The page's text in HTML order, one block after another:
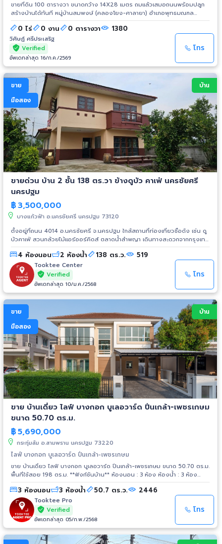
ขายที่ดิน 100 ตารางวา ขนาดกว้าง 14X28 เมตร ถมแล้วเสมอถนนพร้อมปลูก
สร้างบ้านได้ทันที หมู่บ้านสมพงษ์ (คลองโยง-ศาลายา) อำเภอพุทธมณฑล
จังหวัดนครปฐม สภาพแวดล้อมดี เป็นชุมชน มีบ้านพักอาศัยโดยรอบ ถนนเข้า–
ออกสะดวก เดินทางง่าย เข้าเมืองได้หลายเส้นทาง ทำเลศักยภาพ ใกล้ห้าง
เซ็นทรัลและแม็คโคร (ศาลายา) มหาวิทยาลัยมหิดล ตลาดสดใหญ่ศาลายา
โรงเรียนสวนกุหลาบพระตำหนักมหามงคล ราคาเสนอขาย 1,350,000 บาท พิกัด
: https://maps.app.goo.gl/qdRvBh9fLRmtaVn1A โทร. 081-2702525 วิ
ศิษฏ์ Line ID : @Ws.estate789 #ขายที่ดิน #ที่ดินศาลายา #ที่ดินนครปฐม
#ที่ดินคลองโยง #ที่ดินพร้อมปลูกบ้าน #ที่ดินถมแล้ว #ที่ดิน100ตารางวา
#ที่ดินราคาดี #ที่ดินทำเลดี #ที่ดินใกล้มหิดล
0 ไร่ 0 งาน 0 ตารางวา 1380
วิศิษฏ์ ศรีประเสริฐ
Verified
อัพเดทล่าสุด 16/ก.ค./2569
โทร
ขาย
มือสอง
บ้าน
ขายด่วน บ้าน 2 ชั้น 138 ตร.วา ข้างดูบัว คาเฟ่ นครชัยศรี
นครปฐม
฿3,500,000
บางแก้วฟ้า อ.นครชัยศรี นครปฐม 73120
ตั้งอยู่ที่ถนน 4014 อ.นครชัยศรี จ.นครปฐม ใกล้สถานที่ท่องเที่ยวชื่อดัง เช่น ดู
บัวคาเฟ่ สวนกล้วยไม้แอร์ออร์คิดส์ ตลาดน้ำลำพญา เดินทางสะดวกจากกรุงเทพ
เหมาะสำหรับอยู่อาศัย หรือ เป็นบ้านพักตากอากาศ พิกัด
https://goo.gl/maps/vfr3Vsar6cik8SEr8 ที่ดินสี่เหลี่ม 2 โฉนด รูปร่าง
สวยงาม เจ้าของปลูกบ้านเดี่ยว 2 ชั้น มีสวนหน้าบ้านขนาดใหญ่ บรรยากาศดี
สถานที่ใกล้เคียง - ดูบัว คาเฟ่ 450 เมตร - โรงพยาบาลหลวงพ่อเปิ่น จังหวัด
นครปฐม 1.84 กม. - โรงพยาบาลส่งเสริมสุขภาพตำบลบางแก้วฟ้า จังหวัด
นครปฐม 3.27 กม. - องค์การบริหารส่วนตำบลบางพระ อำเภอนครชัยศรี
จังหวัดนครปฐม 3.38 กม. - โรงพยาบาลห้วยพลู จังหวัดนครปฐม 3.66 กม. -
สนามบินนครปฐม 4.86 กม. - มหาวิทยาลัยราชภัฏสวนสุนันทา วิทยาเขต
นครปฐม 8 กม.
4 ห้องนอน 2 ห้องน้ำ 138 ตร.ว. 519
Tooktee Center
Verified
อัพเดทล่าสุด 10/ม.ค./2568
โทร
ขาย
มือสอง
บ้าน
ขาย บ้านเดี่ยว ไลฟ์ บางกอก บูเลอวาร์ด ปิ่นเกล้า-เพชรเกษม
ขนาด 50.70 ตร.ม.
฿5,690,000
กระทุ่มล้ม อ.สามพราน นครปฐม 73220
ไลฟ์ บางกอก บูเลอวาร์ด ปิ่นเกล้า-เพชรเกษม
ขาย บ้านเดี่ยว ไลฟ์ บางกอก บูเลอวาร์ด ปิ่นเกล้า-เพชรเกษม ขนาด 50.70 ตร.ม.
พื้นที่ใช้สอย 198 ตร.ม. **ฟังก์ชันบ้าน** ห้องนอน : 3 ห้อง ห้องน้ำ : 3 ห้อง
จำนวนชั้น : 2 ชั้น ที่จอดรถ : 2 คัน - หน้าบ้านหันไปทาง "ทิศตะวันตกเฉียงใต้" -
น้ำประปา ไฟฟ้าพร้อมเข้าอยู่ **งานระบบภายในบ้านที่เปลี่ยนให้** ระบบน้ำ - ท่อ
เมนประปาภายนอก - ท่อน้ำทิ้งภายในอาคาร - บ่อพัก - ท่อน้ำทิ้งภายนอก
อาคาร ระบบไฟ - ตู้ควบคุม - สายไฟฟ้าภายในอาคาร - สวิซ์ + เต้ารับ - ดวง
โคม + หลอดไฟ **จุดเด่นโครงการ–สภาพแวดล้อม** - โครงการได้รับอนุญาต
จัดสรรถูกต้อง, โครงการจำนวนรวม 173 หลัง - โครงการตั้งอยู่บนถนนสาย
หลัก ได้แก่ ถนนพุทธมณฑล - ผู้พัฒนาโครงการที่มีชื่อเสียง **Sc Asset** - มี
ระบบรักษาความปลอดภัย, มีกล้องวงจรปิด - ถนนโครงการกว้าง 10 เมตร -
3 ห้องนอน 3 ห้องน้ำ 50.7 ตร.ว. 2446
Tooktee Pro
Verified
อัพเดทล่าสุด 05/ก.พ./2568
โทร